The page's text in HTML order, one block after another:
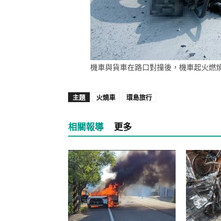
機車與貨車在路口對撞後，機車起火燃
主題 火燒車 環島旅行
相關報導 更多